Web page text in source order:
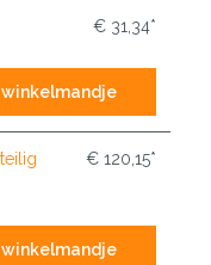
€ 31,34*
winkelmandje
€ 120,15*
winkelmandje